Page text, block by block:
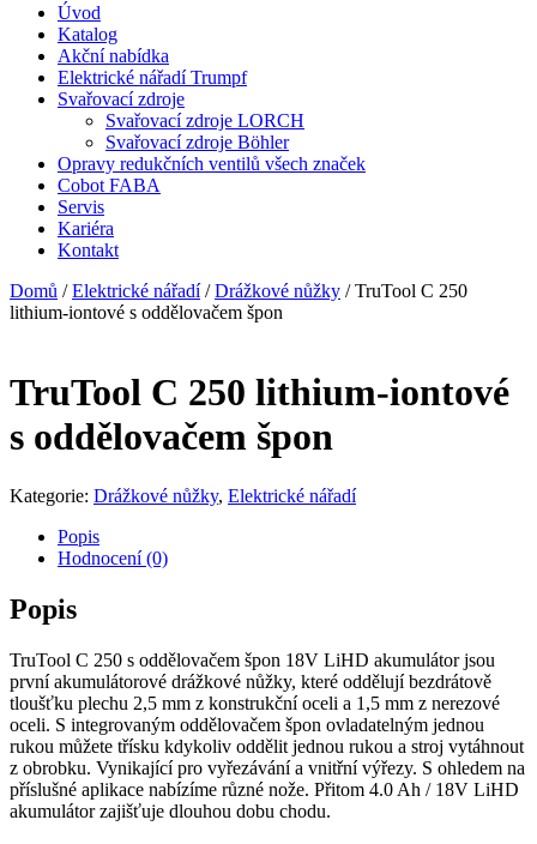
Úvod
Katalog
Akční nabídka
Elektrické nářadí Trumpf
Svařovací zdroje
Svařovací zdroje LORCH
Svařovací zdroje Böhler
Opravy redukčních ventilů všech značek
Cobot FABA
Servis
Kariéra
Kontakt
Domů /Elektrické nářadí/Drážkové nůžky / TruTool C 250
lithium-iontové s oddělovačem špon
TruTool C 250 lithium-iontové
s oddělovačem špon
Kategorie: Drážkové nůžky, Elektrické nářadí
Popis
Hodnocení (0)
Popis
TruTool C 250 s oddělovačem špon 18V LiHD akumulátor jsou
první akumulátorové drážkové nůžky, které oddělují bezdrátově
tloušťku plechu 2,5 mm z konstrukční oceli a 1,5 mm z nerezové
oceli. S integrovaným oddělovačem špon ovladatelným jednou
rukou můžete třísku kdykoliv oddělit jednou rukou a stroj vytáhnout
z obrobku. Vynikající pro vyřezávání a vnitřní výřezy. S ohledem na
příslušné aplikace nabízíme různé nože. Přitom 4.0 Ah / 18V LiHD
akumulátor zajišťuje dlouhou dobu chodu.